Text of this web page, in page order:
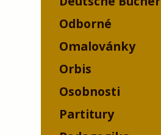
Odborné
Omalovánky
Orbis
Osobnosti
Partitury